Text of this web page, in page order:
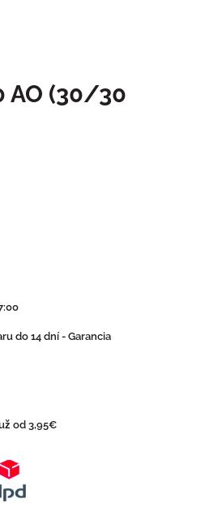
AO (30/30
do 14 dní - Garancia
od 3,95€